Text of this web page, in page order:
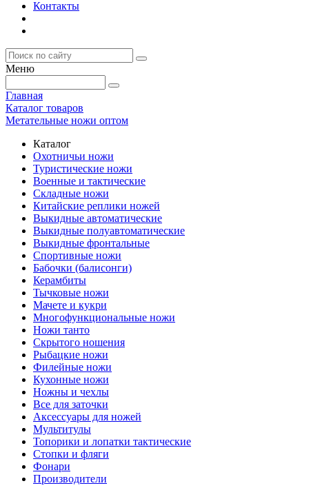
Контакты
Меню
Главная
Каталог товаров
Метательные ножи оптом
Каталог
Охотничьи ножи
Туристические ножи
Военные и тактические
Складные ножи
Китайские реплики ножей
Выкидные автоматические
Выкидные полуавтоматические
Выкидные фронтальные
Спортивные ножи
Бабочки (балисонги)
Керамбиты
Тычковые ножи
Мачете и кукри
Многофункциональные ножи
Ножи танто
Скрытого ношения
Рыбацкие ножи
Филейные ножи
Кухонные ножи
Ножны и чехлы
Все для заточки
Аксессуары для ножей
Мультитулы
Топорики и лопатки тактические
Стопки и фляги
Фонари
Производители